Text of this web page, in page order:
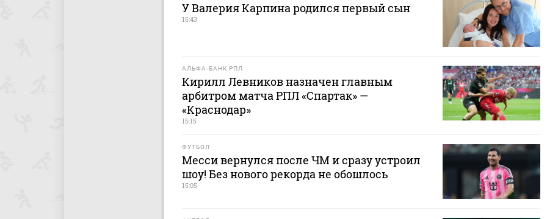
У Валерия Карпина родился первый сын
15:43
АЛЬФА-БАНК РПЛ
Кирилл Левников назначен главным
арбитром матча РПЛ «Спартак» —
«Краснодар»
15:15
ФУТБОЛ
Месси вернулся после ЧМ и сразу устроил
шоу! Без нового рекорда не обошлось
15:05